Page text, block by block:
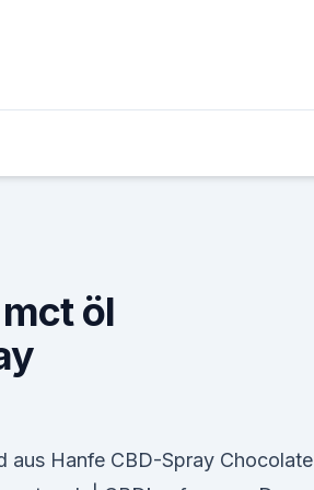
öl
aus Hanfe CBD-Spray Chocolate